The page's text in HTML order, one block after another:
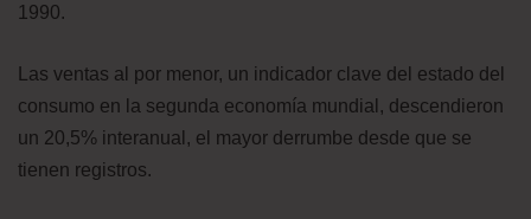
1990.
Las ventas al por menor, un indicador clave del estado del
consumo en la segunda economía mundial, descendieron
un 20,5% interanual, el mayor derrumbe desde que se
tienen registros.